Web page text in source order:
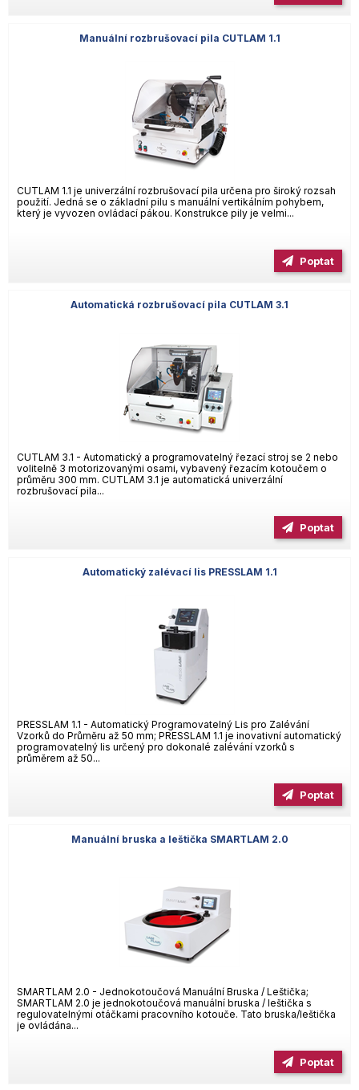
Manuální rozbrušovací pila CUTLAM 1.1
CUTLAM 1.1 je univerzální rozbrušovací pila určena pro široký rozsah
použití. Jedná se o základní pilu s manuální vertikálním pohybem,
který je vyvozen ovládací pákou. Konstrukce pily je velmi...
Poptat
Automatická rozbrušovací pila CUTLAM 3.1
CUTLAM 3.1 - Automatický a programovatelný řezací stroj se 2 nebo
volitelně 3 motorizovanými osami, vybavený řezacím kotoučem o
průměru 300 mm. CUTLAM 3.1 je automatická univerzální
rozbrušovací pila...
Poptat
Automatický zalévací lis PRESSLAM 1.1
PRESSLAM 1.1 - Automatický Programovatelný Lis pro Zalévání
Vzorků do Průměru až 50 mm; PRESSLAM 1.1 je inovativní automatický
programovatelný lis určený pro dokonalé zalévání vzorků s
průměrem až 50...
Poptat
Manuální bruska a leštička SMARTLAM 2.0
SMARTLAM 2.0 - Jednokotoučová Manuální Bruska / Leštička;
SMARTLAM 2.0 je jednokotoučová manuální bruska / leštička s
regulovatelnými otáčkami pracovního kotouče. Tato bruska/leštička
je ovládána...
Poptat